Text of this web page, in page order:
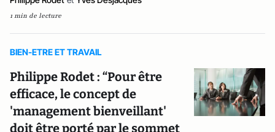
1 min de lecture
BIEN-ETRE ET TRAVAIL
Philippe Rodet : “Pour être
efficace, le concept de
'management bienveillant'
doit être porté par le sommet